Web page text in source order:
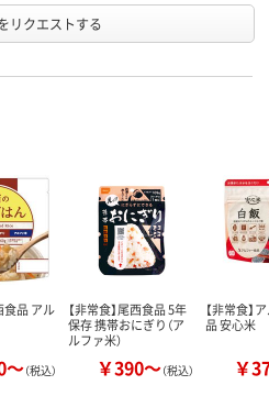
リクエストする
食品 アル
～（税込）
【非常食】尾西食品 5年
保存 携帯おにぎり（ア
ルファ米）
￥390～（税込）
【非常食】
品 安心米
￥